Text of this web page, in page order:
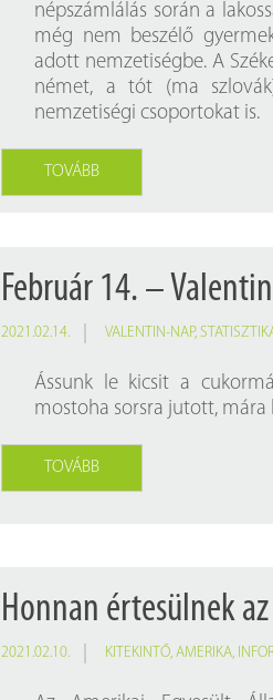
népszámlálás során a
még nem beszélő
adott nemzetiségbe. A
német, a tót (ma
nemzetiségi csoportokat is.
TOVÁBB
Február 14. –
2021.02.14. VALENTIN-NAP,
Ássunk le kicsit a
mostoha sorsra jutott,
TOVÁBB
Honnan értesülnek
2021.02.10. KITEKINTŐ,AMERIKA,